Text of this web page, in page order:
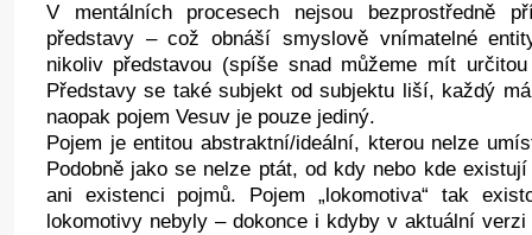
V mentálních procesech nejsou bezprostředně
představy – což obnáší smyslově vnímatelné
nikoliv představou (spíše snad můžeme mít
Představy se také subjekt od subjektu liší, každý
naopak pojem Vesuv je pouze jediný.
Pojem je entitou abstraktní/ideální, kterou nelze
Podobně jako se nelze ptát, od kdy nebo kde
ani existenci pojmů. Pojem „lokomotiva“ tak
lokomotivy nebyly – dokonce i kdyby v aktuální